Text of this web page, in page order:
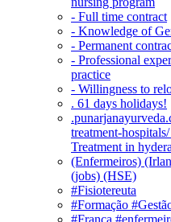
- Full time contract
- Knowledge of
- Permanent
- Professional
practice
- Willingness to
. 61 days holidays!
treatment-
Treatment in
(Enfermeiros)
(jobs) (HSE)
#Fisiotereuta
#Formação
#França